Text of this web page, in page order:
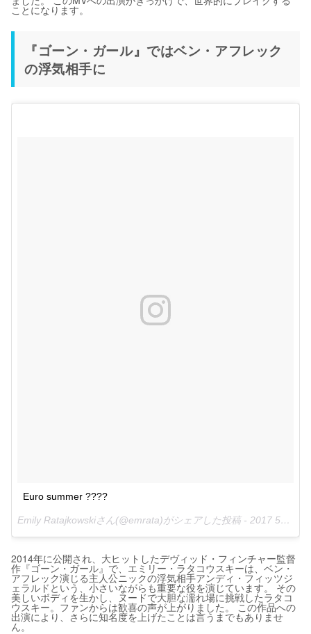
ことになります。
『ゴーン・ガール』ではベン・アフレック
の浮気相手に
Euro summer ????
Emily Ratajkowskiさん(@emrata)がシェアした投稿 - 2017 5月 26 6:33午前 PDT
2014年に公開され、大ヒットしたデヴィッド・フィンチャー監督
作『ゴーン・ガール』で、エミリー・ラタコウスキーは、ベン・
アフレック演じる主人公ニックの浮気相手アンディ・フィッツジ
ェラルドという、小さいながらも重要な役を演じています。 その
美しいボディを生かし、ヌードで大胆な濡れ場に挑戦したラタコ
ウスキー。ファンからは歓喜の声が上がりました。 この作品への
出演により、さらに知名度を上げたことは言うまでもありませ
ん。